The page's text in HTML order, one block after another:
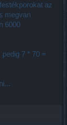
az
megvan
6000
7 * 70 =